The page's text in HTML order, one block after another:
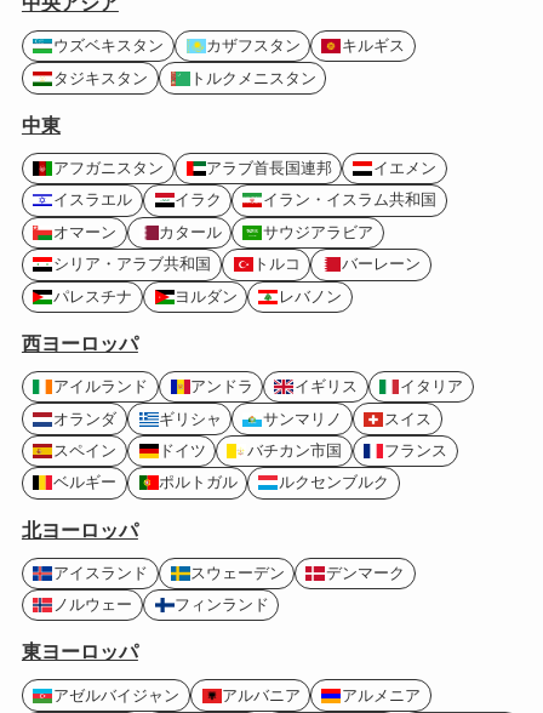
ウズベキスタン カザフスタン
キルギス
タジキスタン
トルクメニスタン
中東
アフガニスタン アラブ首長国連邦
イエメン
イスラエル
イラク
イラン・イスラム共和国
オマーン
カタール
サウジアラビア
シリア・アラブ共和国
トルコ
バーレーン
パレスチナ
ヨルダン レバノン
西ヨーロッパ
アイルランド アンドラ イギリス
イタリア
オランダ
ギリシャ サンマリノ
スイス
スペイン
ドイツ バチカン市国
フランス
ベルギー
ポルトガル ルクセンブルク
北ヨーロッパ
アイスランド スウェーデン
デンマーク
ノルウェー
フィンランド
東ヨーロッパ
アゼルバイジャン アルバニア
アルメニア